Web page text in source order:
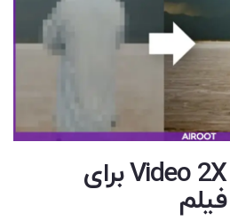
هوش مصنوعی Video 2X برای